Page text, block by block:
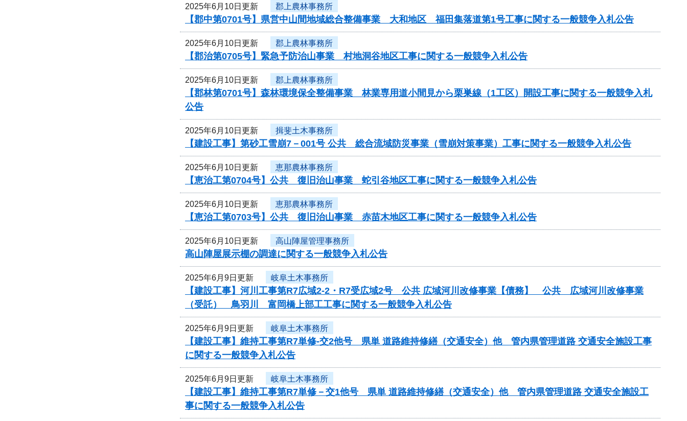
2025年6月10日更新 郡上農林事務所
【郡中第0701号】県営中山間地域総合整備事業 大和地区 福田集落道第1号工事に関する一般競争入札公告
2025年6月10日更新 郡上農林事務所
【郡治第0705号】緊急予防治山事業 村地洞谷地区工事に関する一般競争入札公告
2025年6月10日更新 郡上農林事務所
【郡林第0701号】森林環境保全整備事業 林業専用道小間見から栗巣線（1工区）開設工事に関する一般競争入札
公告
2025年6月10日更新 揖斐土木事務所
【建設工事】第砂工雪崩7－001号 公共 総合流域防災事業（雪崩対策事業）工事に関する一般競争入札公告
2025年6月10日更新 恵那農林事務所
【恵治工第0704号】公共 復旧治山事業 蛇引谷地区工事に関する一般競争入札公告
2025年6月10日更新 恵那農林事務所
【恵治工第0703号】公共 復旧治山事業 赤苗木地区工事に関する一般競争入札公告
2025年6月10日更新 高山陣屋管理事務所
高山陣屋展示棚の調達に関する一般競争入札公告
2025年6月9日更新 岐阜土木事務所
【建設工事】河川工事第R7広域2-2・R7受広域2号 公共 広域河川改修事業【債務】 公共 広域河川改修事業
（受託） 鳥羽川 富岡橋上部工工事に関する一般競争入札公告
2025年6月9日更新 岐阜土木事務所
【建設工事】維持工事第R7単修-交2他号 県単 道路維持修繕（交通安全）他 管内県管理道路 交通安全施設工事
に関する一般競争入札公告
2025年6月9日更新 岐阜土木事務所
【建設工事】維持工事第R7単修－交1他号 県単 道路維持修繕（交通安全）他 管内県管理道路 交通安全施設工
事に関する一般競争入札公告